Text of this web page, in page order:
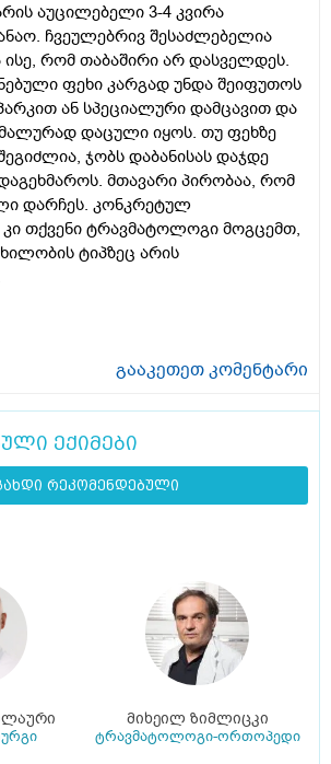
აუცილებელი 3-4 კვირა
ჩვეულებრივ შესაძლებელია
ისე, რომ თაბაშირი არ დასველდეს.
ფეხი კარგად უნდა შეიფუთოს
ან სპეციალური დამცავით და
დაცული იყოს. თუ ფეხზე
ჯობს დაბანისას დაჯდე
დაგეხმაროს. მთავარი პირობაა, რომ
დარჩეს. კონკრეტულ
თქვენი ტრავმატოლოგი მოგცემთ,
ტიპზეც არის
გააკეთეთ კომენტარი
ექიმები
რეკომენდებული
მიხეილ ზიმლიცკი
ტრავმატოლოგი-ორთოპედი